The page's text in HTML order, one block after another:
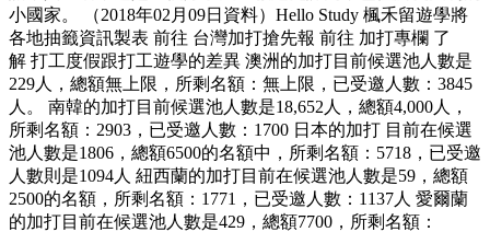
小國家。 （2018年02月09日資料）Hello Study 楓禾留遊學將
各地抽籤資訊製表 前往 台灣加打搶先報 前往 加打專欄 了
解 打工度假跟打工遊學的差異 澳洲的加打目前候選池人數是
229人，總額無上限，所剩名額：無上限，已受邀人數：3845
人。 南韓的加打目前候選池人數是18,652人，總額4,000人，
所剩名額：2903，已受邀人數：1700 日本的加打 目前在候選
池人數是1806，總額6500的名額中，所剩名額：5718，已受邀
人數則是1094人 紐西蘭的加打目前在候選池人數是59，總額
2500的名額，所剩名額：1771，已受邀人數：1137人 愛爾蘭
的加打目前在候選池人數是429，總額7700，所剩名額：